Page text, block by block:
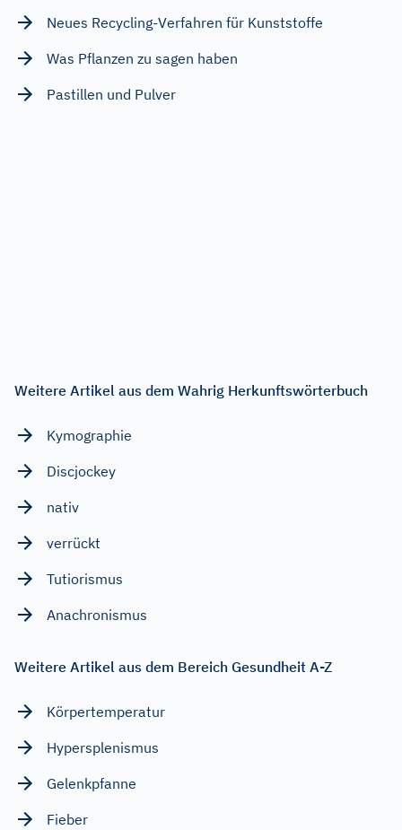
Neues Recycling-Verfahren für Kunststoffe
Was Pflanzen zu sagen haben
Pastillen und Pulver
Weitere Artikel aus dem Wahrig Herkunftswörterbuch
Kymographie
Discjockey
nativ
verrückt
Tutiorismus
Anachronismus
Weitere Artikel aus dem Bereich Gesundheit A-Z
Körpertemperatur
Hypersplenismus
Gelenkpfanne
Fieber